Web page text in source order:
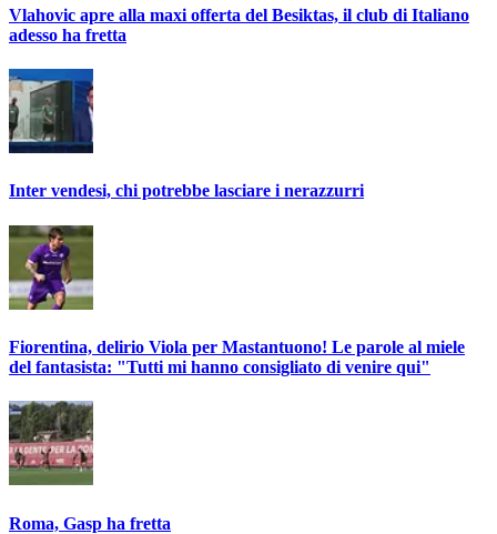
Vlahovic apre alla maxi offerta del Besiktas, il club di Italiano
adesso ha fretta
Inter vendesi, chi potrebbe lasciare i nerazzurri
Fiorentina, delirio Viola per Mastantuono! Le parole al miele
del fantasista: "Tutti mi hanno consigliato di venire qui"
Roma, Gasp ha fretta